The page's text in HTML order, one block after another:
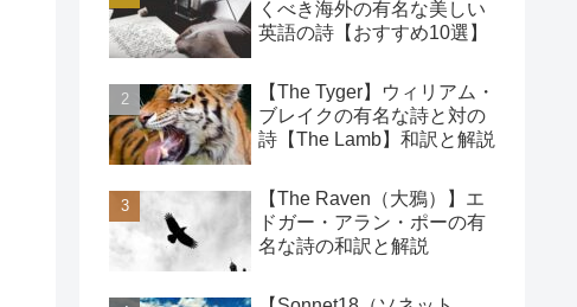
くべき海外の有名な美しい
英語の詩【おすすめ10選】
【The Tyger】ウィリアム・
ブレイクの有名な詩と対の
詩【The Lamb】和訳と解説
【The Raven（大鴉）】エ
ドガー・アラン・ポーの有
名な詩の和訳と解説